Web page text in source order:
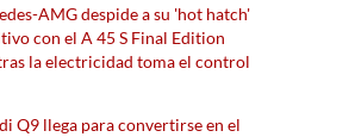
AMG despide a su 'hot hatch'
con el A 45 S Final Edition
la electricidad toma el control
Q9 llega para convertirse en el